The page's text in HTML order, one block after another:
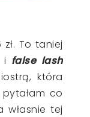
To taniej
i false lash
która
co
własnie tej